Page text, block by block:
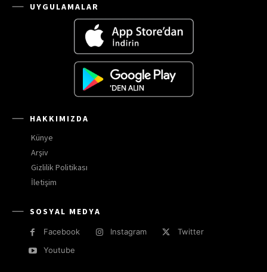
UYGULAMALAR
HAKKIMIZDA
Künye
Arşiv
Gizlilik Politikası
İletişim
SOSYAL MEDYA
Facebook Instagram
Twitter
Youtube